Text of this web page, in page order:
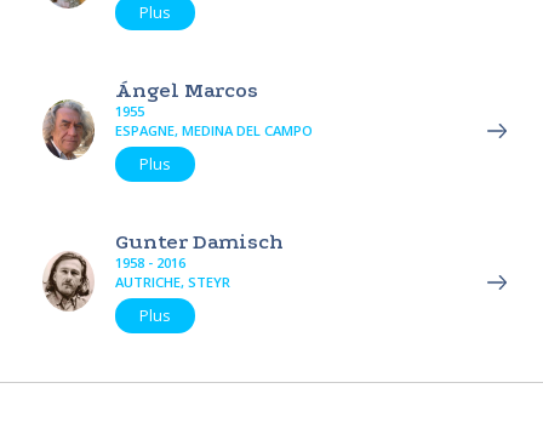
Plus
Ángel Marcos
1955
ESPAGNE, MEDINA DEL CAMPO
Plus
Gunter Damisch
1958 - 2016
AUTRICHE, STEYR
Plus